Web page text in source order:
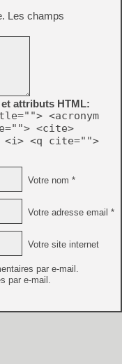
Les champs
attributs HTML:
<acronym
<cite>
<i> <q cite="">
Votre nom *
Votre adresse email *
Votre site internet
par e-mail.
par e-mail.